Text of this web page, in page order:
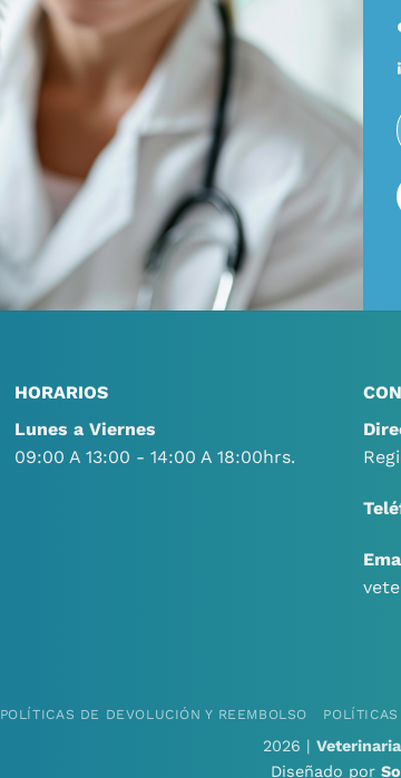
HORARIOS
Lunes a Viernes
09:00 A 13:00 - 14:00 A 18:00hrs.
POLÍTICAS DE DEVOLUCIÓN Y REEMBOLSO
2026 |
Diseñado por